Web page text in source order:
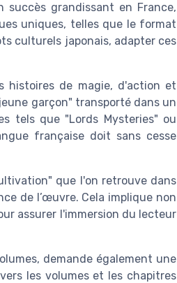
grandissant en France,
uniques, telles que le format
culturels japonais, adapter ces
histoires de magie, d'action et
garçon" transporté dans un
tels que "Lords Mysteries" ou
française doit sans cesse
que l'on retrouve dans
de l’œuvre. Cela implique non
assurer l'immersion du lecteur
demande également une
les volumes et les chapitres